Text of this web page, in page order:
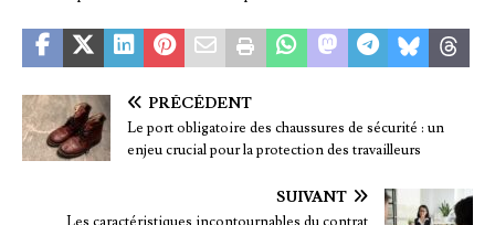
PRÉCÉDENT
Le port obligatoire des chaussures de sécurité : un
enjeu crucial pour la protection des travailleurs
SUIVANT